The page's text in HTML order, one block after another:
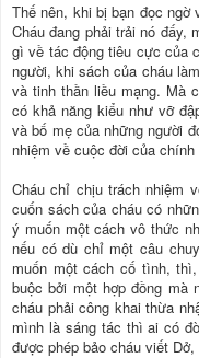
Thế nên, khi bị bạn đọc
Cháu đang phải trải nó đấy,
gì về tác động tiêu cực của
người, khi sách của cháu
và tinh thần liều mạng. Mà
có khả năng kiểu như vỡ
và bố mẹ của những người
nhiệm về cuộc đời của
Cháu chỉ chịu trách nhiệm
cuốn sách của cháu có
ý muốn một cách vô thức
nếu có dù chỉ một câu
muốn một cách cố tình,
buộc bởi một hợp đồng mà
cháu phải công khai thừa
mình là sáng tác thì ai có
được phép bảo cháu viết